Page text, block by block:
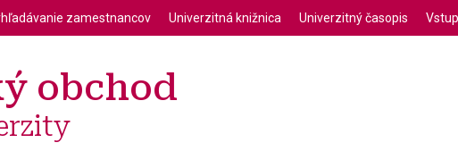
Skočiť na hlavný obsah
menuzamestnancov Univerzitná knižnica Univerzitný časopis
obchod